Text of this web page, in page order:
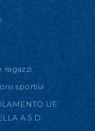
ragazzi
sportivi
UE
A.S.D.